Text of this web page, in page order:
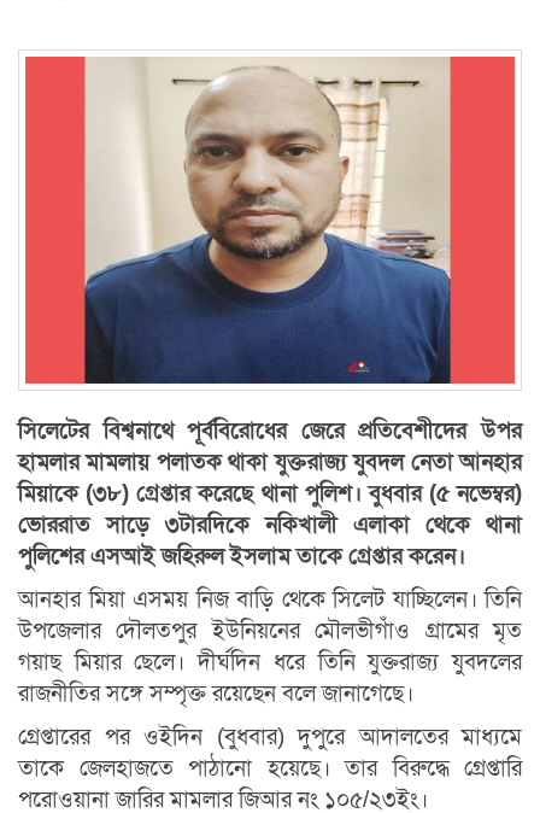
সিলেটের বিশ্বনাথে পূর্ববিরোধের জেরে প্রতিবেশীদের উপর
হামলার মামলায় পলাতক থাকা যুক্তরাজ্য যুবদল নেতা আনহার
মিয়াকে (৩৮) গ্রেপ্তার করেছে থানা পুলিশ। বুধবার (৫ নভেম্বর)
ভোররাত সাড়ে ৩টারদিকে নকিখালী এলাকা থেকে থানা
পুলিশের এসআই জহিরুল ইসলাম তাকে গ্রেপ্তার করেন।
আনহার মিয়া এসময় নিজ বাড়ি থেকে সিলেট যাচ্ছিলেন। তিনি
উপজেলার দৌলতপুর ইউনিয়নের মৌলভীগাঁও গ্রামের মৃত
গয়াছ মিয়ার ছেলে। দীর্ঘদিন ধরে তিনি যুক্তরাজ্য যুবদলের
রাজনীতির সঙ্গে সম্পৃক্ত রয়েছেন বলে জানাগেছে।
গ্রেপ্তারের পর ওইদিন (বুধবার) দুপুরে আদালতের মাধ্যমে
তাকে জেলহাজতে পাঠানো হয়েছে। তার বিরুদ্ধে গ্রেপ্তারি
পরোওয়ানা জারির মামলার জিআর নং ১০৫/২৩ইং।